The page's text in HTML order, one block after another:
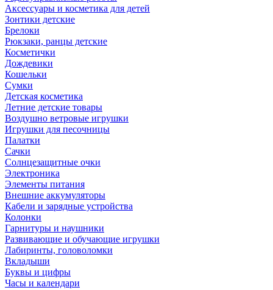
Аксессуары и косметика для детей
Зонтики детские
Брелоки
Рюкзаки, ранцы детские
Косметички
Дождевики
Кошельки
Сумки
Детская косметика
Летние детские товары
Воздушно ветровые игрушки
Игрушки для песочницы
Палатки
Сачки
Солнцезащитные очки
Электроника
Элементы питания
Внешние аккумуляторы
Кабели и зарядные устройства
Колонки
Гарнитуры и наушники
Развивающие и обучающие игрушки
Лабиринты, головоломки
Вкладыши
Буквы и цифры
Часы и календари